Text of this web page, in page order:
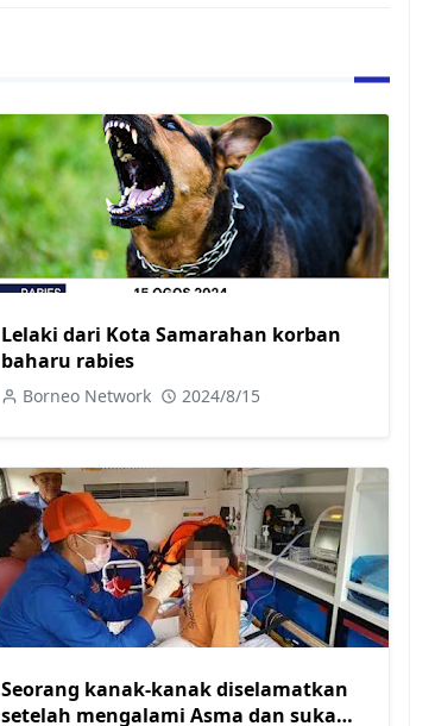
Lelaki dari Kota Samarahan korban
baharu rabies
Borneo Network 2024/8/15
Seorang kanak-kanak diselamatkan
setelah mengalami Asma dan sukar